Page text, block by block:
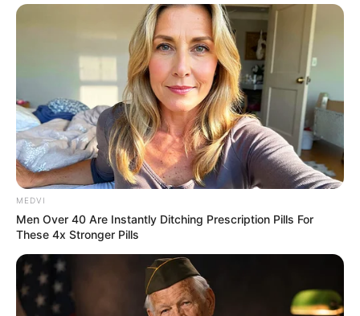
Who Will Take On The Iconic Role Next? Bond
Casting Rumors
BRAINBERRIES
The Most Unexpected Wedding Dance Moments
BRAINBERRIES
MEDVI
Men Over 40 Are Instantly Ditching Prescription Pills For
These 4x Stronger Pills